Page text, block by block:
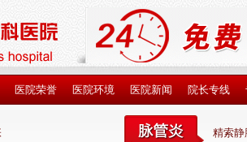
医院荣誉 医院环境 医院新闻 院长专线
精索静